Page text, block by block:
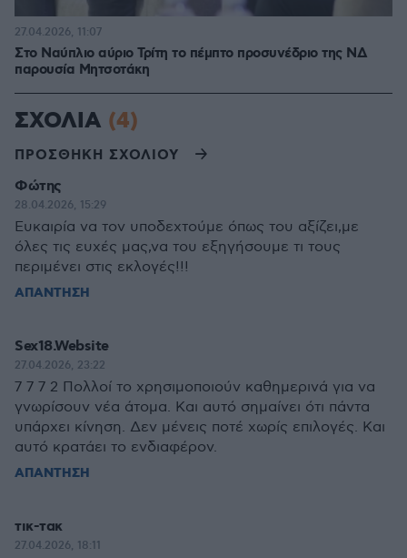
Στο Ναύπλιο αύριο Τρίτη το πέμπτο προσυνέδριο της ΝΔ
παρουσία Μητσοτάκη
27.04.2026, 11:07
ΣΧΟΛΙΑ (4)
ΠΡΟΣΘΗΚΗ ΣΧΟΛΙΟΥ
Φώτης
28.04.2026, 15:29
Ευκαιρία να τον υποδεχτούμε όπως του αξίζει,με
όλες τις ευχές μας,να του εξηγήσουμε τι τους
περιμένει στις εκλογές!!!
ΑΠΑΝΤΗΣΗ
Sex18.Website
27.04.2026, 23:22
7 7 7 2 Πολλοί το χρησιμοποιούν καθημερινά για να
γνωρίσουν νέα άτομα. Και αυτό σημαίνει ότι πάντα
υπάρχει κίνηση. Δεν μένεις ποτέ χωρίς επιλογές. Και
αυτό κρατάει το ενδιαφέρον.
ΑΠΑΝΤΗΣΗ
τικ-τακ
27.04.2026, 18:11